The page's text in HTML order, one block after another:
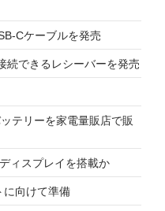
Cケーブルを発売
続できるレシーバーを発売
テリーを家電量販店で販
ィスプレイを搭載か
に向けて準備